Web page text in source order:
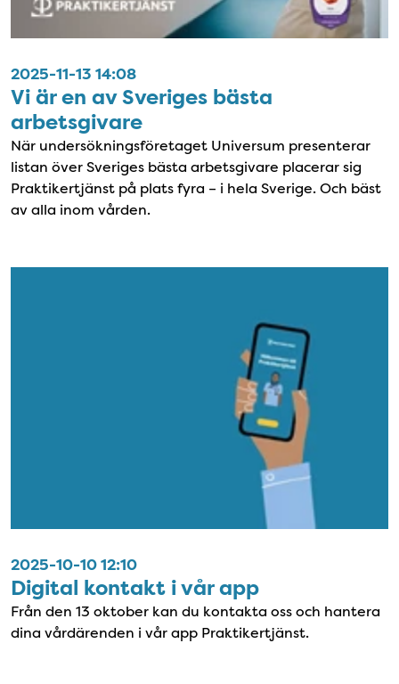
2025-11-13 14:08
Vi är en av Sveriges bästa
arbetsgivare
När undersökningsföretaget Universum presenterar
listan över Sveriges bästa arbetsgivare placerar sig
Praktikertjänst på plats fyra – i hela Sverige. Och bäst
av alla inom vården.
2025-10-10 12:10
Digital kontakt i vår app
Från den 13 oktober kan du kontakta oss och hantera
dina vårdärenden i vår app Praktikertjänst.